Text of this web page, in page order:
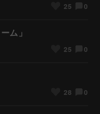
25 0
ム」
25 0
28 0